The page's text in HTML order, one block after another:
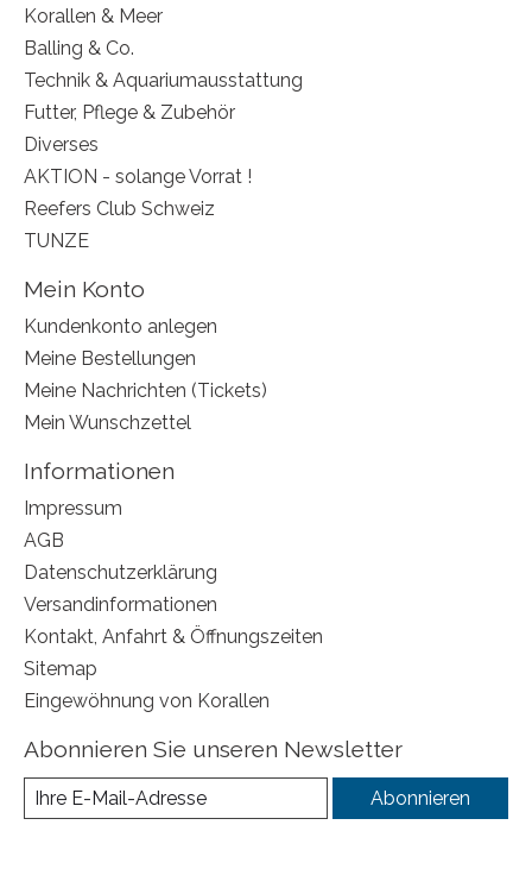
Korallen & Meer
Balling & Co.
Technik & Aquariumausstattung
Futter, Pflege & Zubehör
Diverses
AKTION - solange Vorrat !
Reefers Club Schweiz
TUNZE
Mein Konto
Kundenkonto anlegen
Meine Bestellungen
Meine Nachrichten (Tickets)
Mein Wunschzettel
Informationen
Impressum
AGB
Datenschutzerklärung
Versandinformationen
Kontakt, Anfahrt & Öffnungszeiten
Sitemap
Eingewöhnung von Korallen
Abonnieren Sie unseren Newsletter
Abonnieren